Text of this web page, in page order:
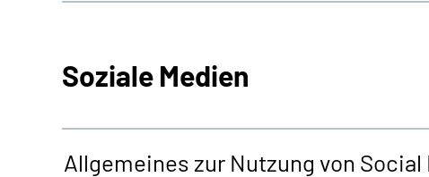
Soziale Medien
Allgemeines zur Nutzung von Social